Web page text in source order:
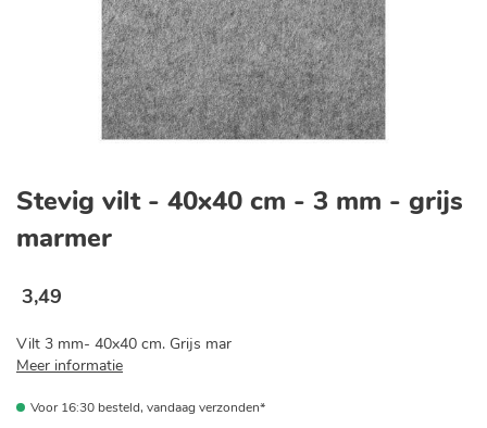
het
van
afbeeldingen-
gallerij
Stevig vilt - 40x40 cm - 3 mm - grijs
marmer
3,49
Vilt 3 mm- 40x40 cm. Grijs mar
Meer informatie
Voor 16:30 besteld, vandaag verzonden*